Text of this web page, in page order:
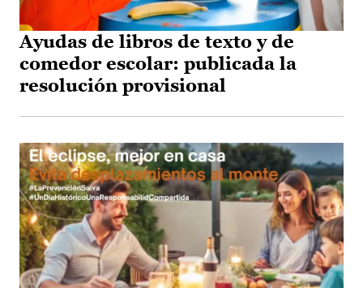
Ayudas de libros de texto y de
comedor escolar: publicada la
resolución provisional